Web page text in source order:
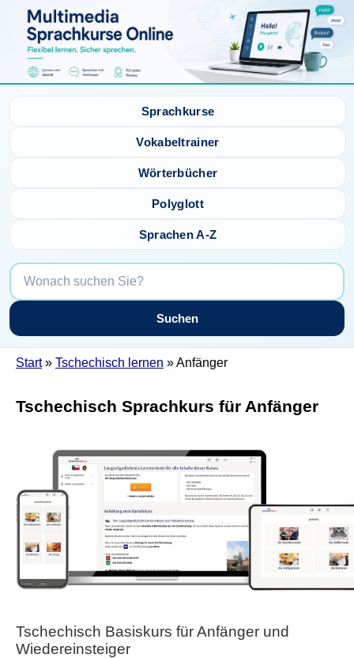
Sprachkurse
Vokabeltrainer
Wörterbücher
Polyglott
Sprachen A-Z
Suchen
Start» Tschechisch lernen » Anfänger
Tschechisch Sprachkurs für Anfänger
Tschechisch Basiskurs für Anfänger und
Wiedereinsteiger